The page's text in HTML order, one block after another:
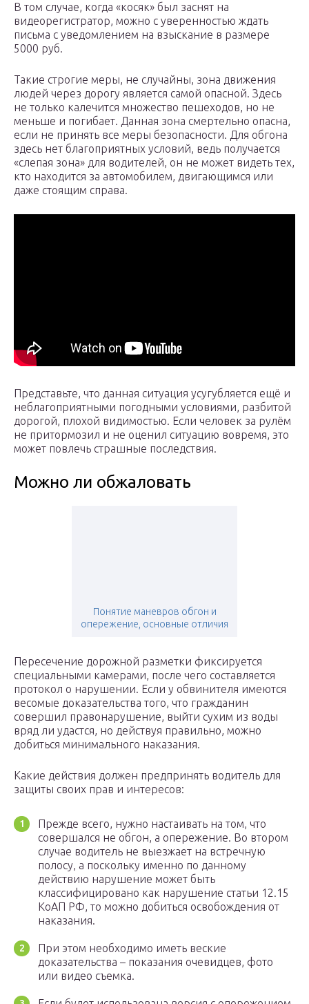
В том случае, когда «косяк» был заснят на
видеорегистратор, можно с уверенностью ждать
письма с уведомлением на взыскание в размере
5000 руб.
Такие строгие меры, не случайны, зона движения
людей через дорогу является самой опасной. Здесь
не только калечится множество пешеходов, но не
меньше и погибает. Данная зона смертельно опасна,
если не принять все меры безопасности. Для обгона
здесь нет благоприятных условий, ведь получается
«слепая зона» для водителей, он не может видеть тех,
кто находится за автомобилем, двигающимся или
даже стоящим справа.
Представьте, что данная ситуация усугубляется ещё и
неблагоприятными погодными условиями, разбитой
дорогой, плохой видимостью. Если человек за рулём
не притормозил и не оценил ситуацию вовремя, это
может повлечь страшные последствия.
Можно ли обжаловать
Понятие маневров обгон и
опережение, основные отличия
Пересечение дорожной разметки фиксируется
специальными камерами, после чего составляется
протокол о нарушении. Если у обвинителя имеются
весомые доказательства того, что гражданин
совершил правонарушение, выйти сухим из воды
вряд ли удастся, но действуя правильно, можно
добиться минимального наказания.
Какие действия должен предпринять водитель для
защиты своих прав и интересов:
Прежде всего, нужно настаивать на том, что
совершался не обгон, а опережение. Во втором
случае водитель не выезжает на встречную
полосу, а поскольку именно по данному
действию нарушение может быть
классифицировано как нарушение статьи 12.15
КоАП РФ, то можно добиться освобождения от
наказания.
При этом необходимо иметь веские
доказательства – показания очевидцев, фото
или видео съемка.